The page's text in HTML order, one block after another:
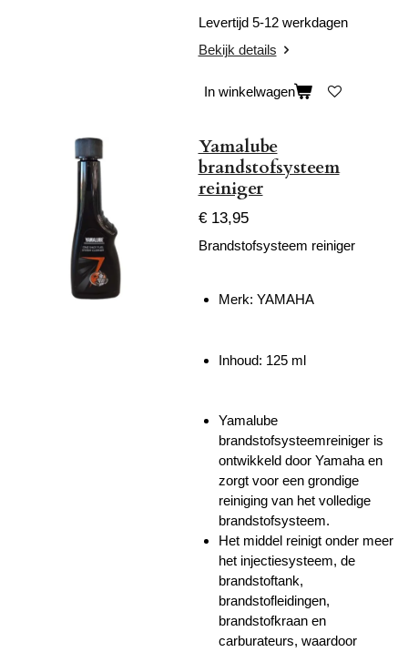
Levertijd 5-12 werkdagen
Bekijk details
In winkelwagen
Yamalube
brandstofsysteem
reiniger
€ 13,95
Brandstofsysteem reiniger
Merk: YAMAHA
Inhoud: 125 ml
Yamalube
brandstofsysteemreiniger is
ontwikkeld door Yamaha en
zorgt voor een grondige
reiniging van het volledige
brandstofsysteem.
Het middel reinigt onder meer
het injectiesysteem, de
brandstoftank,
brandstofleidingen,
brandstofkraan en
carburateurs, waardoor